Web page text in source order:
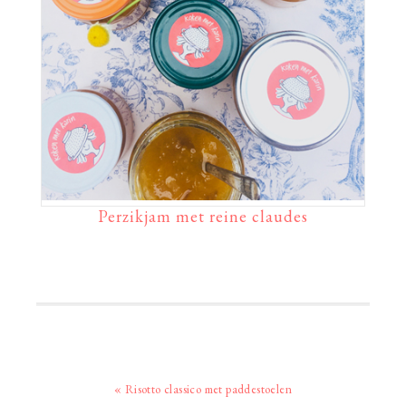
Perzikjam met reine claudes
Vorig
« Risotto classico met paddestoelen